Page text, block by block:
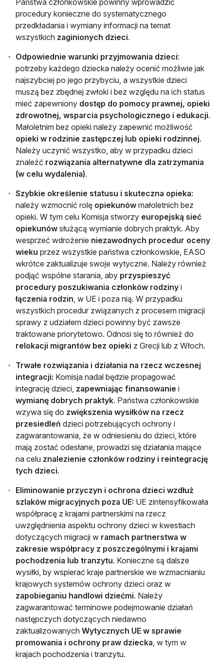
Państwa członkowskie powinny wprowadzić
procedury konieczne do systematycznego
przedkładania i wymiany informacji na temat
wszystkich zaginionych dzieci.
Odpowiednie warunki przyjmowania dzieci:
potrzeby każdego dziecka należy ocenić możliwie jak
najszybciej po jego przybyciu, a wszystkie dzieci
muszą bez zbędnej zwłoki i bez względu na ich status
mieć zapewniony dostęp do pomocy prawnej, opieki
zdrowotnej, wsparcia psychologicznego i edukacji.
Małoletnim bez opieki należy zapewnić możliwość
opieki w rodzinie zastępczej lub opieki rodzinnej.
Należy uczynić wszystko, aby w przypadku dzieci
znaleźć rozwiązania alternatywne dla zatrzymania
(w celu wydalenia).
Szybkie określenie statusu i skuteczna opieka:
należy wzmocnić rolę opiekunów małoletnich bez
opieki. W tym celu Komisja stworzy europejską sieć
opiekunów służącą wymianie dobrych praktyk. Aby
wesprzeć wdrożenie niezawodnych procedur oceny
wieku przez wszystkie państwa członkowskie, EASO
wkrótce zaktualizuje swoje wytyczne. Należy również
podjąć wspólne starania, aby przyspieszyć
procedury poszukiwania członków rodziny i
łączenia rodzin, w UE i poza nią. W przypadku
wszystkich procedur związanych z procesem migracji
sprawy z udziałem dzieci powinny być zawsze
traktowane priorytetowo. Odnosi się to również do
relokacji migrantów bez opieki z Grecji lub z Włoch.
Trwałe rozwiązania i działania na rzecz wczesnej
integracji: Komisja nadal będzie propagować
integrację dzieci, zapewniając finansowanie i
wymianę dobrych praktyk. Państwa członkowskie
wzywa się do zwiększenia wysiłków na rzecz
przesiedleń dzieci potrzebujących ochrony i
zagwarantowania, że w odniesieniu do dzieci, które
mają zostać odesłane, prowadzi się działania mające
na celu znalezienie członków rodziny i reintegrację
tych dzieci.
Eliminowanie przyczyn i ochrona dzieci wzdłuż
szlaków migracyjnych poza UE: UE zintensyfikowała
współpracę z krajami partnerskimi na rzecz
uwzględnienia aspektu ochrony dzieci w kwestiach
dotyczących migracji w ramach partnerstwa w
zakresie współpracy z poszczególnymi i krajami
pochodzenia lub tranzytu. Konieczne są dalsze
wysiłki, by wspierać kraje partnerskie we wzmacnianiu
krajowych systemów ochrony dzieci oraz w
zapobieganiu handlowi dziećmi. Należy
zagwarantować terminowe podejmowanie działań
następczych dotyczących niedawno
zaktualizowanych Wytycznych UE w sprawie
promowania i ochrony praw dziecka, w tym w
krajach pochodzenia i tranzytu.